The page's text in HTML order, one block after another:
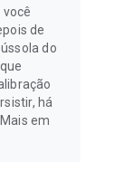
você
de
do
há
em